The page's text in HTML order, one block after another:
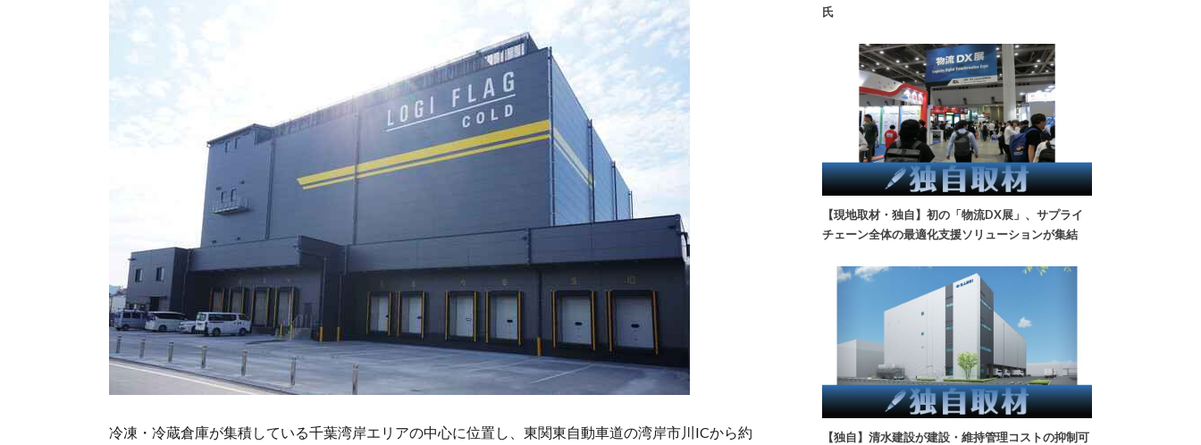
冷凍・冷蔵倉庫が集積している千葉湾岸エリアの中心に位置し、東関東自動車道の湾岸市川ICから約
氏
【現地取材・独自】初の「物流DX展」、サプライ
チェーン全体の最適化支援ソリューションが集結
【独自】清水建設が建設・維持管理コストの抑制可